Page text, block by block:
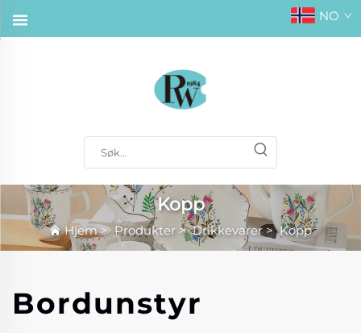
NO
Kopp
Hjem> Produkter >Drikkevarer>Kopp
Bordunstyr